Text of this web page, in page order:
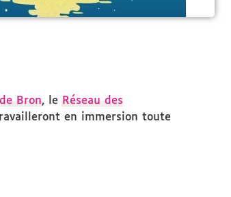
Bron, le Réseau des
en immersion toute